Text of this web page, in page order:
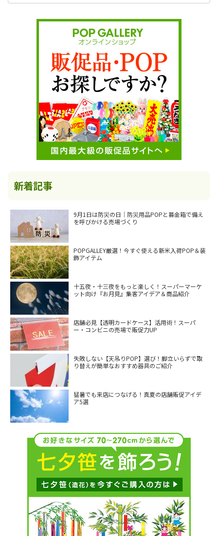
新着記事
9月1日は防災の日｜防災用品POPと募金箱で備え
を呼びかける売場づくり
POPGALLEY厳選！今すぐ使える新米入荷POP＆装
飾アイテム
十五夜・十三夜をもっと楽しく！スーパーマーケ
ット向け『お月見』集客アイデア＆商品紹介
店舗必見【透明カードケース】活用術！スーパ
ー・コンビニの売場で販促力UP
失敗しない【天吊りPOP】選び！脚立いらずで取
り替えが簡単なおすすめ器具のご紹介
猛暑でも来店につなげる！真夏の店舗販促アイデ
ア5選